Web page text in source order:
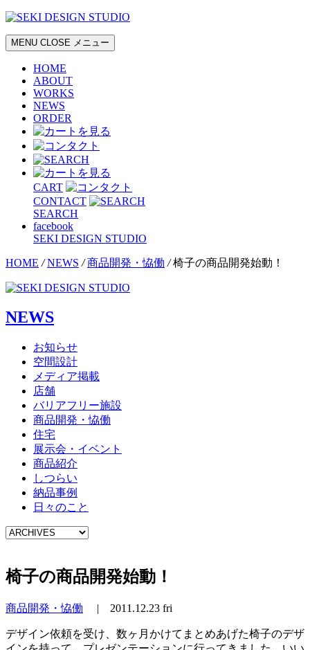
MENU CLOSE メニュー
HOME
ABOUT
WORKS
NEWS
ORDER
CART
CONTACT
SEARCH
facebook
SEKI DESIGN STUDIO
HOME / NEWS / 商品開発・恊働 / 椅子の商品開発始動！
NEWS
お知らせ
空間設計
メディア掲載
店舗
バリアフリー施設
商品開発・恊働
住宅
展示会・イベント
商品紹介
しつらい
納品事例
日々のこと
椅子の商品開発始動！
商品開発・恊働 | 2011.12.23 fri
デザイン依頼を受け、数ヶ月かけてまとめあげた椅子のデザ